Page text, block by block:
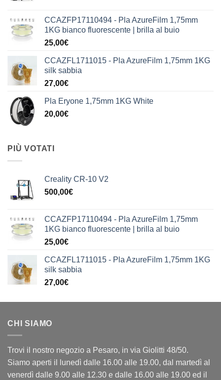
CCAZFP17110494 - Pla AzureFilm 1,75mm
1KG bianco fluorescente | brilla al buio
25,00€
CCAZFL1711015 - Pla AzureFilm 1,75mm 1KG
silk sabbia
27,00€
Pla Eryone 1,75mm 1KG White
20,00€
PIÙ VOTATI
Creality CR-10 V2
500,00€
CCAZFP17110494 - Pla AzureFilm 1,75mm
1KG bianco fluorescente | brilla al buio
25,00€
CCAZFL1711015 - Pla AzureFilm 1,75mm 1KG
silk sabbia
27,00€
CHI SIAMO
Trovi il nostro negozio a Pesaro, in via Giolitti 48/50.
Siamo aperti il lunedì dalle 16.00 alle 19.00, dal martedì al
venerdì dalle 9.00 alle 12.30 e dalle 16.00 alle 19.00 ed il